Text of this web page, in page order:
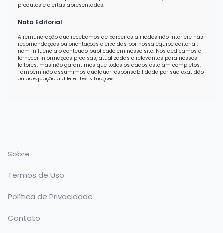
produtos e ofertas apresentados.
Nota Editorial
A remuneração que recebemos de parceiros afiliados não interfere nas
recomendações ou orientações oferecidas por nossa equipe editorial,
nem influencia o conteúdo publicado em nosso site. Nos dedicamos a
fornecer informações precisas, atualizadas e relevantes para nossos
leitores, mas não garantimos que todos os dados estejam completos.
Também não assumimos qualquer responsabilidade por sua exatidão
ou adequação a diferentes situações.
Sobre
Termos de Uso
Política de Privacidade
Contato